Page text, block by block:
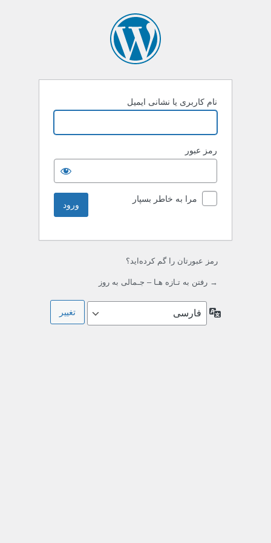
نام کاربری یا نشانی ایمیل
رمز عبور
مرا به خاطر بسپار
رمز عبورتان را گم کرده‌اید؟
→ رفتن به تـازه هـا – جـمالی به روز
زبان